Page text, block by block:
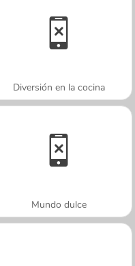
Diversión en la cocina
Mundo dulce